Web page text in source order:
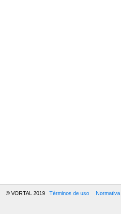
© VORTAL 2019 Términos de uso Normativa